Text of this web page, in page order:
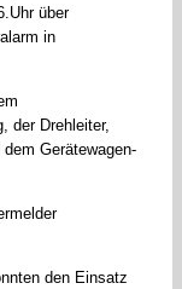
über
in
der Drehleiter,
Gerätewagen-
den Einsatz